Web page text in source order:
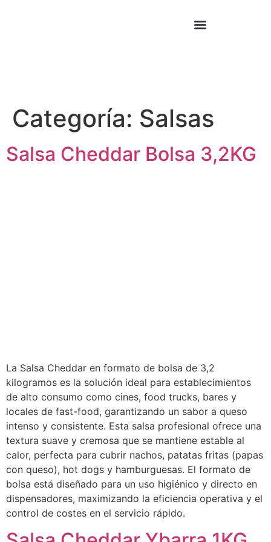
Categoría: Salsas
Salsa Cheddar Bolsa 3,2KG
La Salsa Cheddar en formato de bolsa de 3,2
kilogramos es la solución ideal para establecimientos
de alto consumo como cines, food trucks, bares y
locales de fast-food, garantizando un sabor a queso
intenso y consistente. Esta salsa profesional ofrece una
textura suave y cremosa que se mantiene estable al
calor, perfecta para cubrir nachos, patatas fritas (papas
con queso), hot dogs y hamburguesas. El formato de
bolsa está diseñado para un uso higiénico y directo en
dispensadores, maximizando la eficiencia operativa y el
control de costes en el servicio rápido.